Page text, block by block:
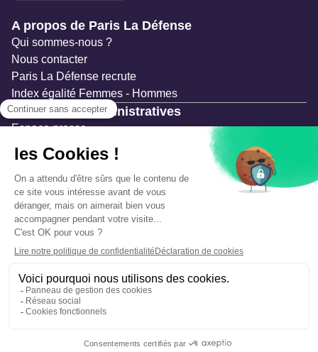
Navigation secondaire
A propos de Paris La Défense
Qui sommes-nous ?
Nous contacter
Paris La Défense recrute
Index égalité Femmes - Hommes
Ressources administratives
Espace presse
Documentation
Marchés publics
Appels à projets & avis d'attribution
Mesures de publicité
Concertations et enquêtes publiques
Précautions et sécurité
Plan de gestion des risques
Mentions légales
Données personnelles
Gestion des cookies